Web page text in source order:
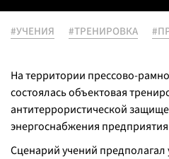
#УЧЕНИЯ #ТРЕНИРОВКА
На территории прессово-
состоялась объектовая
антитеррористической
энергоснабжения
Сценарий учений